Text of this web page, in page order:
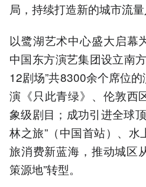
局，持续打造新的城市流量
以鹭湖艺术中心盛大启幕
中国东方演艺集团设立南
12剧场”共8300余个席位
演《只此青绿》、伦敦西
象级剧目；成功引进全球
林之旅”（中国首站）、
旅消费新蓝海，推动城区
策源地”转型。